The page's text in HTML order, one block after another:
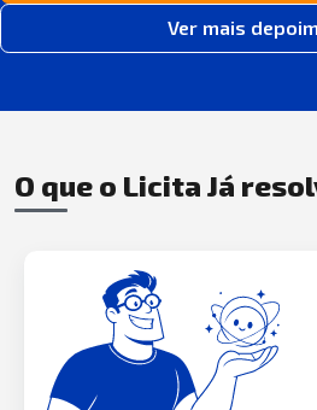
Ver mais
O que o Licita Já